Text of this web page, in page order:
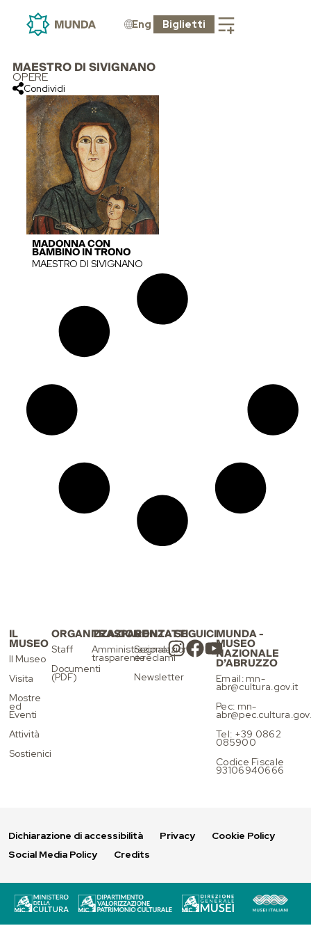
Eng Biglietti
MAESTRO DI SIVIGNANO
OPERE
Condividi
MADONNA CON
BAMBINO IN TRONO
MAESTRO DI SIVIGNANO
IL
MUSEO
Il Museo
Visita
Mostre
ed
Eventi
Attività
Sostienici
ORGANIZZAZIONE
Staff
Documenti
(PDF)
TRASPARENZA
Amministrazione
trasparente
CONTATTI
Segnalazioni
e reclami
Newsletter
SEGUICIMUNDA -
MUSEO
NAZIONALE
D’ABRUZZO
Email: mn-
abr@cultura.gov.it
Pec: mn-
Tel: +39 0862
085900
Codice Fiscale
93106940666
Dichiarazione di accessibilità Privacy
Cookie Policy
Social Media Policy
Credits